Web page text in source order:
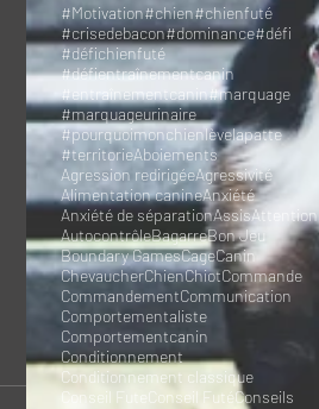
#Motivation#chien#chienfuté
#crisedebacon#dominance#défi
#défichienfuté
#défientraînementcanin
#entraînementcanin#marquage
#marquageurinaire
#pourquoimonchienlèvelapatte
#territorieAboiements
Agression redirigéeAgressivité
Alimentation canineAnxiété
Anxiété de séparationAssisAttention
AutocontrôleBagarreBon Jeu
Boundary GamesCageCanin
ChevaucherChienChiotCommande
CommandementCommunication
Comportementaliste
Comportementcanin
Conditionnement
Conditionnement classique
Conseil Fute
Conseil FutéConseils